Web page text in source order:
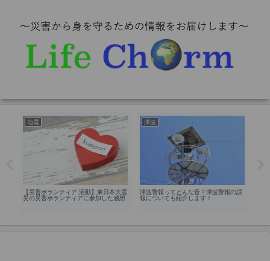
地震
【災害ボランティア 活動】東日本大震
災の災害ボランティアに参加した感想
津波
津波警報ってどんな音？津波警報の誤
報についても紹介します！